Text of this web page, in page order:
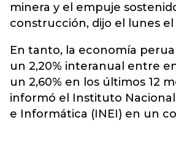
minera y el empuje
construcción, dijo el lunes
En tanto, la economía
un 2,20% interanual entre
un 2,60% en los últimos 12
informó el Instituto Nacional
e Informática (INEI) en un